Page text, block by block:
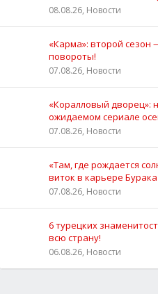
08.08.26, Новости
«Карма»: второй
повороты!
07.08.26, Новости
«Коралловый дворец»:
ожидаемом сериале
07.08.26, Новости
«Там, где рождается
виток в карьере
07.08.26, Новости
6 турецких
всю страну!
06.08.26, Новости